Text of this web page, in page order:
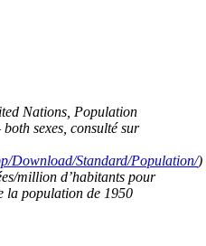
Nations, Population
sexes , consulté sur
Download/Standard/Population/)
million d’habitants pour
la population de 1950